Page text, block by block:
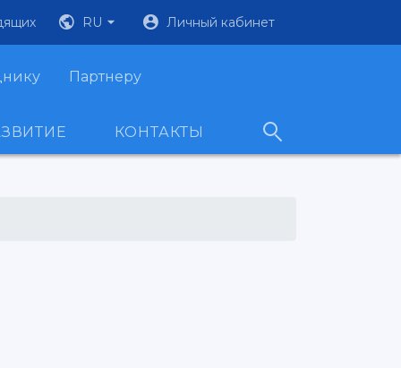
RU Личный кабинет
Партнеру
КОНТАКТЫ